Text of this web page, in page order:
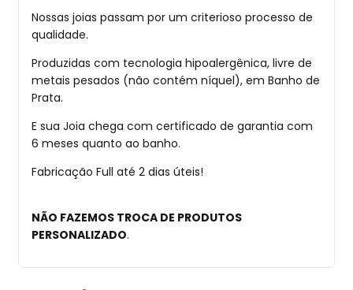
Nossas joias passam por um criterioso processo de
qualidade.
Produzidas com tecnologia hipoalergênica, livre de
metais pesados (não contém níquel), em Banho de
Prata.
E sua Joia chega com certificado de garantia com
6 meses quanto ao banho.
Fabricação Full até 2 dias úteis!
NÃO FAZEMOS TROCA DE PRODUTOS
PERSONALIZADO.